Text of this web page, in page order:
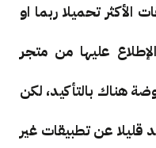
الأكثر تحميلا ربما او
عليها من متجر
هناك بالتأكيد، لكن
قليلا عن تطبيقات غير